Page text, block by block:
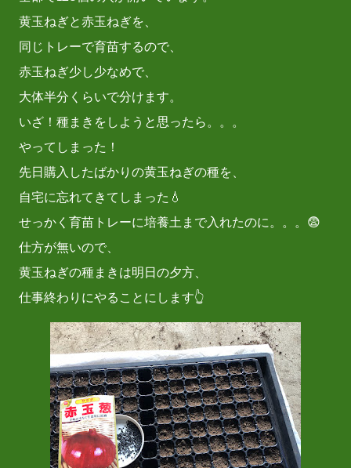
黄玉ねぎと赤玉ねぎを、
同じトレーで育苗するので、
赤玉ねぎ少し少なめで、
大体半分くらいで分けます。
いざ！種まきをしようと思ったら。。。
やってしまった！
先日購入したばかりの黄玉ねぎの種を、
自宅に忘れてきてしまった💧
せっかく育苗トレーに培養土まで入れたのに。。。😨
仕方が無いので、
黄玉ねぎの種まきは明日の夕方、
仕事終わりにやることにします👆